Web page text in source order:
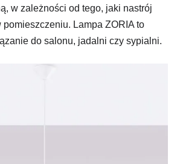
w zależności od tego, jaki nastrój
pomieszczeniu. Lampa ZORIA to
do salonu, jadalni czy sypialni.